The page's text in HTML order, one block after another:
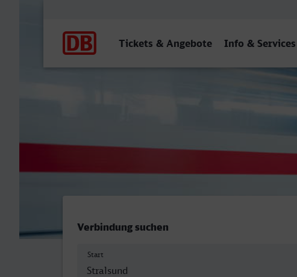
Tickets & Angebote Info & Services
Stralsund Hbf - Frankfurt
Verbindung suchen
Start